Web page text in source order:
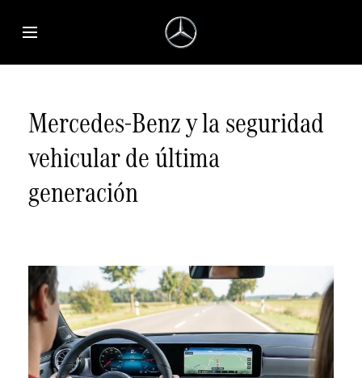
Saltar al contenido principal
Abrir menú de accesibilidad
Mercedes-Benz y la seguridad
vehicular de última
generación